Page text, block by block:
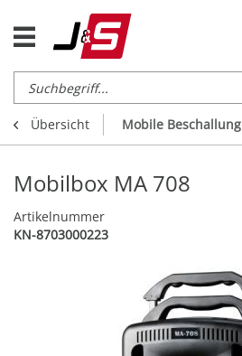
Übersicht Mobile Beschallung
Mobilbox MA 708
Artikelnummer
KN-8703000223